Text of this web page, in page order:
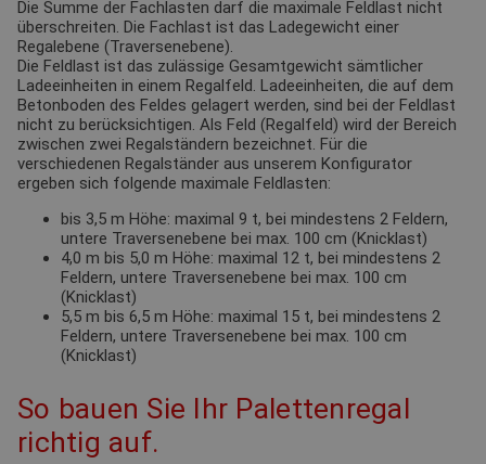
Die Summe der Fachlasten darf die maximale Feldlast nicht
überschreiten. Die Fachlast ist das Ladegewicht einer
Regalebene (Traversenebene).
Die Feldlast ist das zulässige Gesamtgewicht sämtlicher
Ladeeinheiten in einem Regalfeld. Ladeeinheiten, die auf dem
Betonboden des Feldes gelagert werden, sind bei der Feldlast
nicht zu berücksichtigen. Als Feld (Regalfeld) wird der Bereich
zwischen zwei Regalständern bezeichnet. Für die
verschiedenen Regalständer aus unserem Konfigurator
ergeben sich folgende maximale Feldlasten:
bis 3,5 m Höhe: maximal 9 t, bei mindestens 2 Feldern,
untere Traversenebene bei max. 100 cm (Knicklast)
4,0 m bis 5,0 m Höhe: maximal 12 t, bei mindestens 2
Feldern, untere Traversenebene bei max. 100 cm
(Knicklast)
5,5 m bis 6,5 m Höhe: maximal 15 t, bei mindestens 2
Feldern, untere Traversenebene bei max. 100 cm
(Knicklast)
So bauen Sie Ihr Palettenregal
richtig auf.